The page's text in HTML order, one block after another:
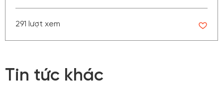
291 lượt xem
Tin tức khác